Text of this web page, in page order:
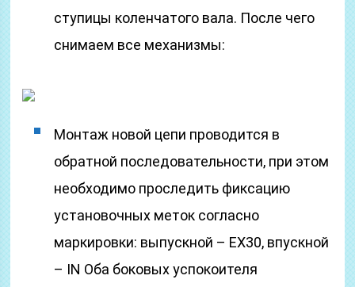
ступицы коленчатого вала. После чего
снимаем все механизмы:
Монтаж новой цепи проводится в
обратной последовательности, при этом
необходимо проследить фиксацию
установочных меток согласно
маркировки: выпускной – ЕX30, впускной
– IN Оба боковых успокоителя